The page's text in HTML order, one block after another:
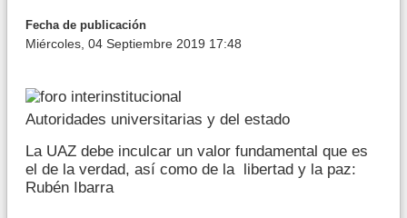
Fecha de publicación
Miércoles, 04 Septiembre 2019 17:48
Autoridades universitarias y del estado
La UAZ debe inculcar un valor fundamental que es
el de la verdad, así como de la libertad y la paz:
Rubén Ibarra